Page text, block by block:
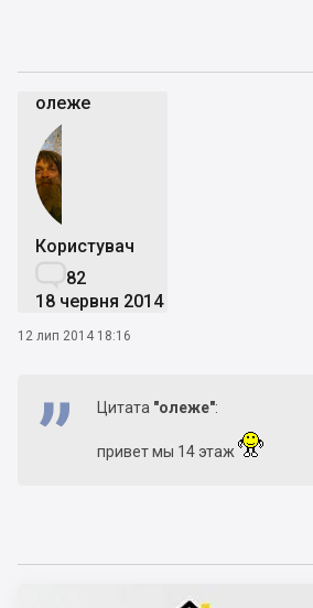
олеже
Користувач
82
18 червня 2014
12 лип 2014 18:16
Цитата "олеже":
привет мы 14 этаж